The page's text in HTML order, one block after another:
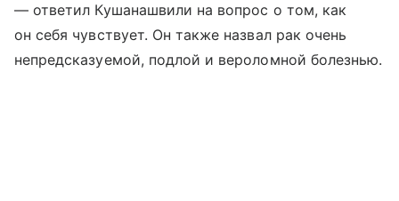
— ответил Кушанашвили на вопрос о том, как
он себя чувствует. Он также назвал рак очень
непредсказуемой, подлой и вероломной болезнью.